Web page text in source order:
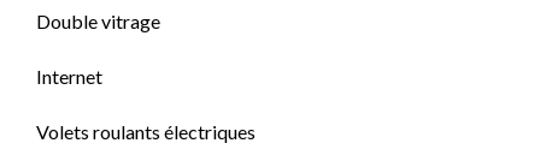
Double vitrage
Internet
Volets roulants électriques